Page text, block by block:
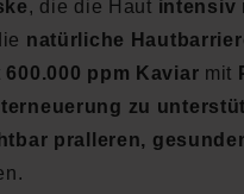
, die die Haut intensiv
natürliche
600.000 ppm Kaviar mit
zu
pralleren,